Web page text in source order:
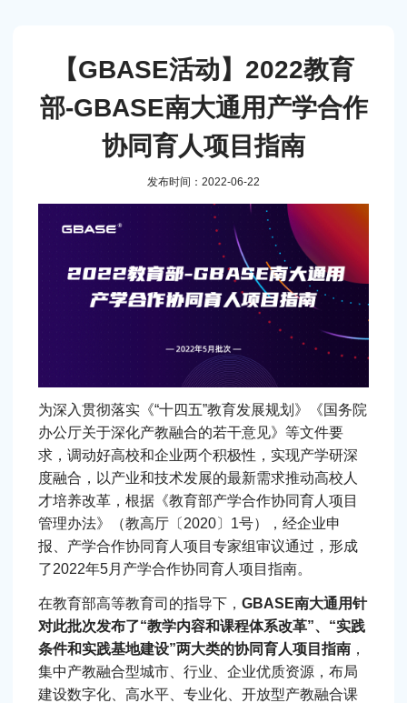
【GBASE活动】2022教育
部-GBASE南大通用产学合作
协同育人项目指南
发布时间：2022-06-22
为深入贯彻落实《“十四五”教育发展规划》《国务院
办公厅关于深化产教融合的若干意见》等文件要
求，调动好高校和企业两个积极性，实现产学研深
度融合，以产业和技术发展的最新需求推动高校人
才培养改革，根据《教育部产学合作协同育人项目
管理办法》（教高厅〔2020〕1号），经企业申
报、产学合作协同育人项目专家组审议通过，形成
了2022年5月产学合作协同育人项目指南。
在教育部高等教育司的指导下， GBASE南大通用针
对此批次发布了“教学内容和课程体系改革”、“实践
条件和实践基地建设”两大类的协同育人项目指南 ，
集中产教融合型城市、行业、企业优质资源，布局
建设数字化、高水平、专业化、开放型产教融合课